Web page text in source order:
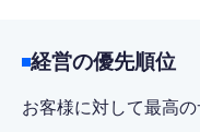
経営の優先順位
お客様に対して最高